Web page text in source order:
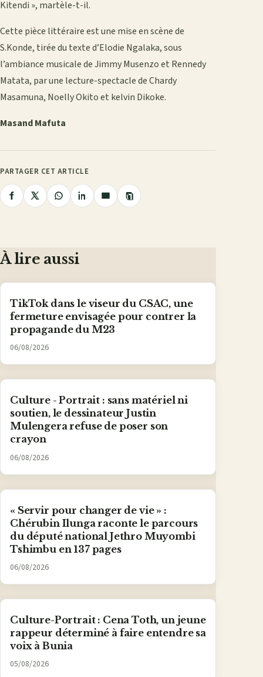
Kitendi », martèle-t-il.
Cette pièce littéraire est une mise en scène de
S.Konde, tirée du texte d’Elodie Ngalaka, sous
l’ambiance musicale de Jimmy Musenzo et Rennedy
Matata, par une lecture-spectacle de Chardy
Masamuna, Noelly Okito et kelvin Dikoke.
Masand Mafuta
PARTAGER CET ARTICLE
PartagerPartagerPartagerPartagerPartager
Copier
le
À lire aussi
TikTok dans le viseur du CSAC, une
fermeture envisagée pour contrer la
propagande du M23
06/08/2026
Culture - Portrait : sans matériel ni
soutien, le dessinateur Justin
Mulengera refuse de poser son
crayon
06/08/2026
« Servir pour changer de vie » :
Chérubin Ilunga raconte le parcours
du député national Jethro Muyombi
Tshimbu en 137 pages
06/08/2026
Culture-Portrait : Cena Toth, un jeune
rappeur déterminé à faire entendre sa
voix à Bunia
05/08/2026